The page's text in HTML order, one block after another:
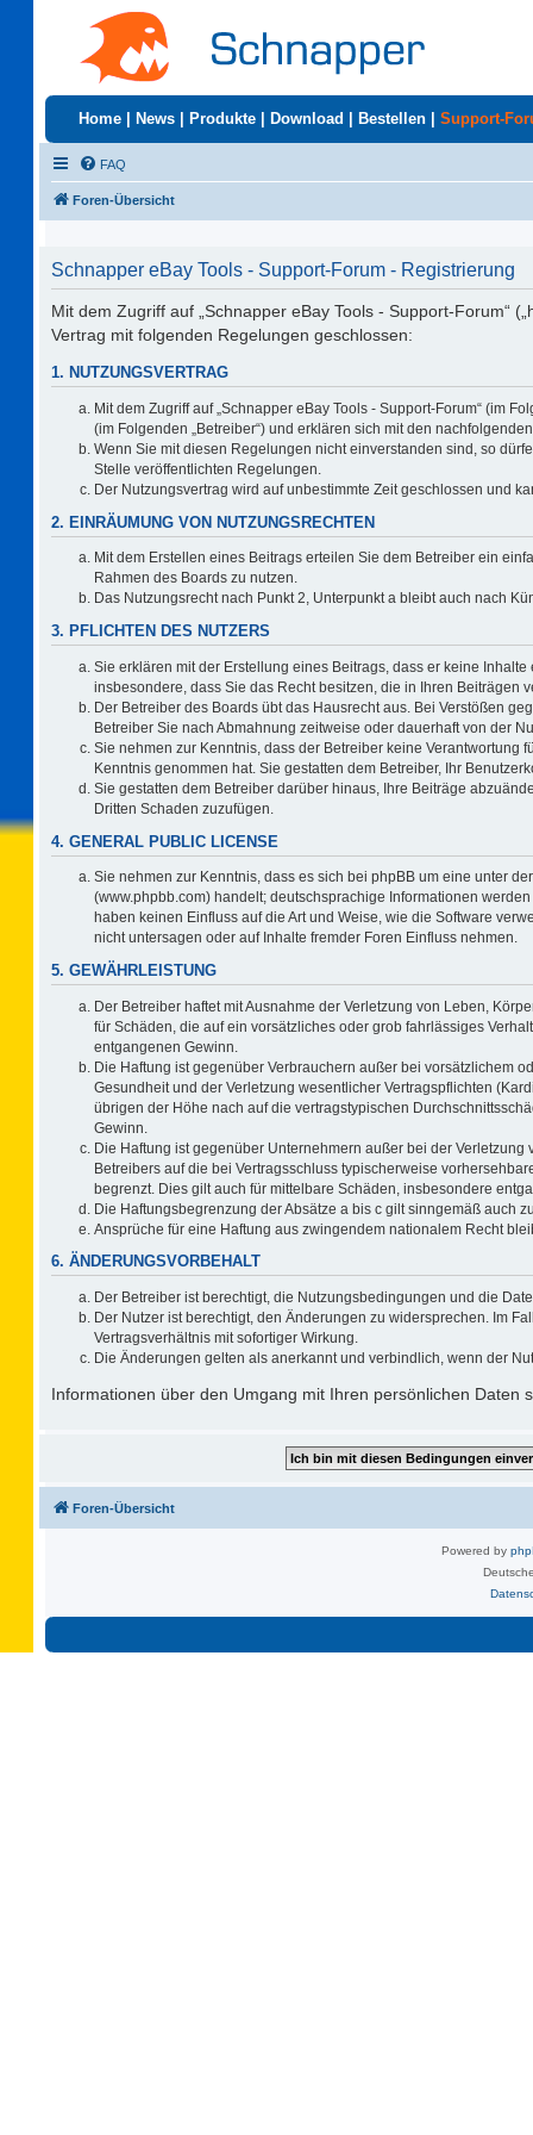
Home News Produkte Download Bestellen Support-
FAQ
Foren-Übersicht
Schnapper eBay Tools - Support-Forum - Registrierung
Mit dem Zugriff auf „Schnapper eBay Tools - Support-Forum“
Vertrag mit folgenden Regelungen geschlossen:
1. NUTZUNGSVERTRAG
Mit dem Zugriff auf „Schnapper eBay Tools - Support-Forum“ (im
(im Folgenden „Betreiber“) und erklären sich mit den
Wenn Sie mit diesen Regelungen nicht einverstanden sind, so
Stelle veröffentlichten Regelungen.
Der Nutzungsvertrag wird auf unbestimmte Zeit geschlossen und
2. EINRÄUMUNG VON NUTZUNGSRECHTEN
Mit dem Erstellen eines Beitrags erteilen Sie dem Betreiber ein
Rahmen des Boards zu nutzen.
Das Nutzungsrecht nach Punkt 2, Unterpunkt a bleibt auch nach
3. PFLICHTEN DES NUTZERS
Sie erklären mit der Erstellung eines Beitrags, dass er keine
insbesondere, dass Sie das Recht besitzen, die in Ihren Beiträgen
Der Betreiber des Boards übt das Hausrecht aus. Bei Verstößen
Betreiber Sie nach Abmahnung zeitweise oder dauerhaft von der
Sie nehmen zur Kenntnis, dass der Betreiber keine Verantwortung
Kenntnis genommen hat. Sie gestatten dem Betreiber, Ihr
Sie gestatten dem Betreiber darüber hinaus, Ihre Beiträge
Dritten Schaden zuzufügen.
4. GENERAL PUBLIC LICENSE
Sie nehmen zur Kenntnis, dass es sich bei phpBB um eine unter der
(www.phpbb.com) handelt; deutschsprachige Informationen
haben keinen Einfluss auf die Art und Weise, wie die Software
nicht untersagen oder auf Inhalte fremder Foren Einfluss nehmen.
5. GEWÄHRLEISTUNG
Der Betreiber haftet mit Ausnahme der Verletzung von Leben,
für Schäden, die auf ein vorsätzliches oder grob fahrlässiges
entgangenen Gewinn.
Die Haftung ist gegenüber Verbrauchern außer bei vorsätzlichem
Gesundheit und der Verletzung wesentlicher Vertragspflichten
übrigen der Höhe nach auf die vertragstypischen
Gewinn.
Die Haftung ist gegenüber Unternehmern außer bei der
Betreibers auf die bei Vertragsschluss typischerweise
begrenzt. Dies gilt auch für mittelbare Schäden, insbesondere
Die Haftungsbegrenzung der Absätze a bis c gilt sinngemäß auch
Ansprüche für eine Haftung aus zwingendem nationalem Recht
6. ÄNDERUNGSVORBEHALT
Der Betreiber ist berechtigt, die Nutzungsbedingungen und die
Der Nutzer ist berechtigt, den Änderungen zu widersprechen. Im
Vertragsverhältnis mit sofortiger Wirkung.
Die Änderungen gelten als anerkannt und verbindlich, wenn der
Informationen über den Umgang mit Ihren persönlichen Daten
Foren-Übersicht
Powered by